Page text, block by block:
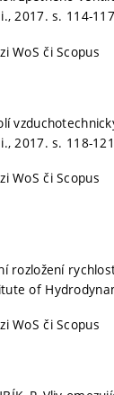
i., 2017.s. 114-
WoS či Scopus
i., 2017.s. 118-
WoS či Scopus
rozložení
of
WoS či Scopus